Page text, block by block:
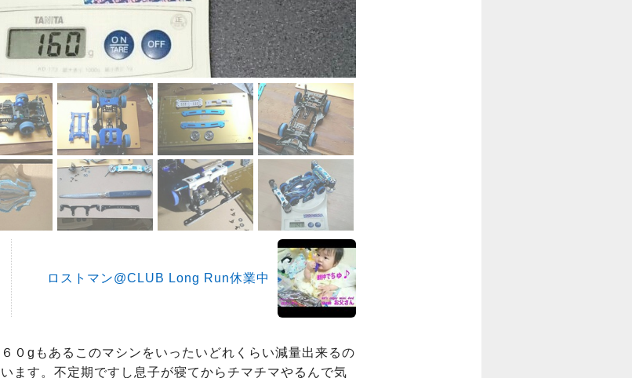
ロストマン@CLUB Long Run休業中
０gもあるこのマシンをいったいどれくらい減量出来るの
ます。不定期ですし息子が寝てからチマチマやるんで気